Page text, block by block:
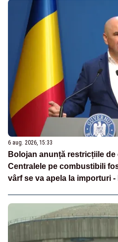
6 aug. 2026, 15:33
Bolojan anunță restricțiile
Centralele pe combustibili
vârf se va apela la importuri -